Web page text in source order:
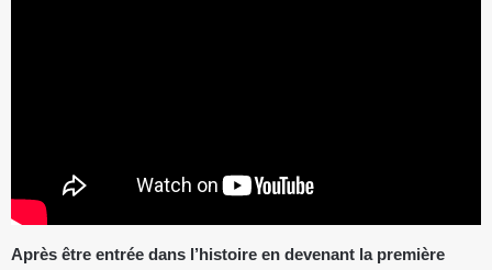
Après être entrée dans l’histoire en devenant la première